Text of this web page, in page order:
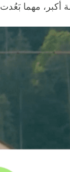
أكبر، مهما بَعُدت